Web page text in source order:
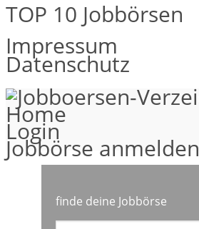
TOP 10 Jobbörsen
Impressum
Datenschutz
Home
Login
Jobbörse anmelden
finde deine Jobbörse